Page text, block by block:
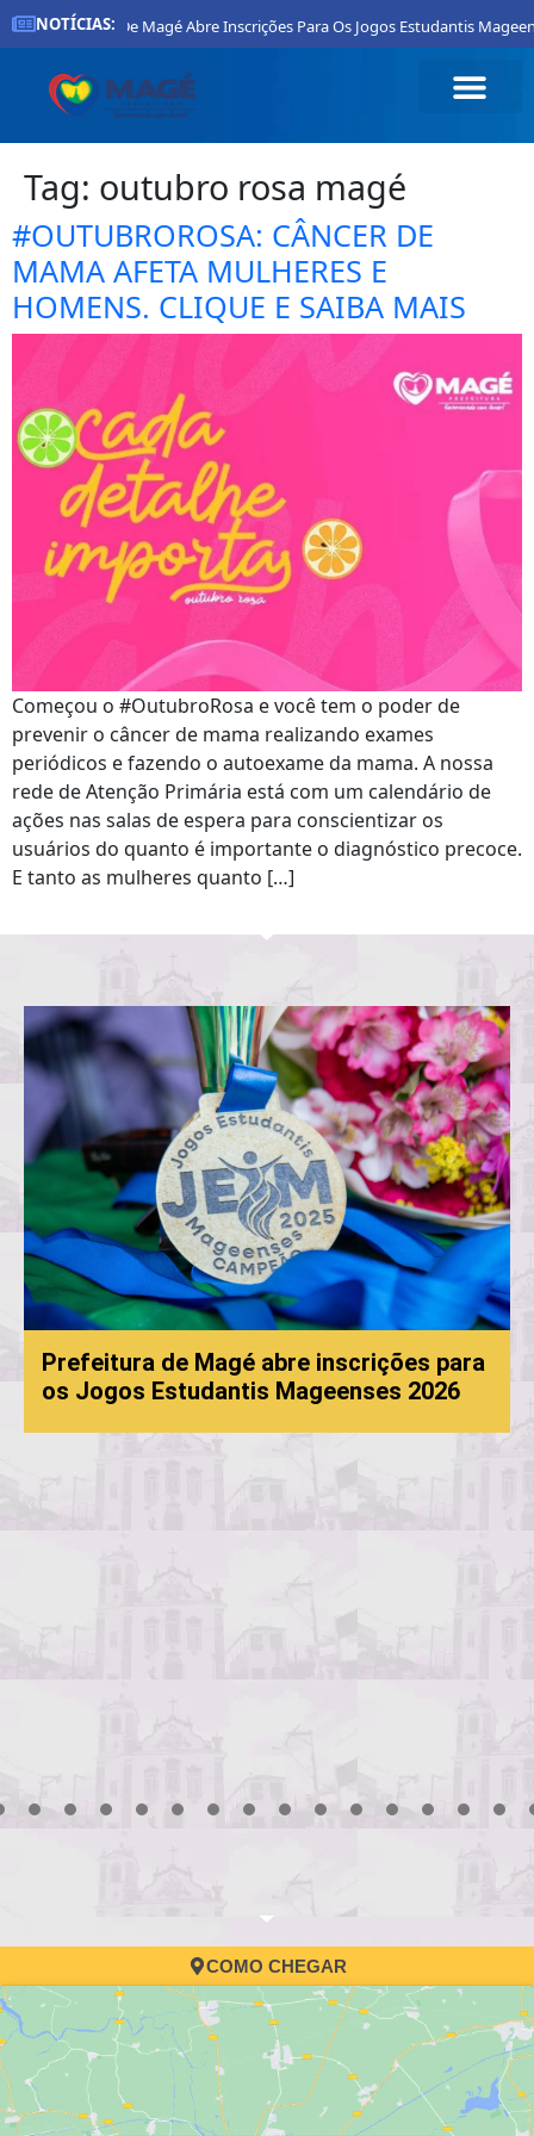
NOTÍCIAS:
Prefeitura De Magé Abre Inscrições Para Os Jogos Estudantis
Tag: outubro rosa magé
#OUTUBROROSA: CÂNCER DE
MAMA AFETA MULHERES E
HOMENS. CLIQUE E SAIBA MAIS
Começou o #OutubroRosa e você tem o poder de
prevenir o câncer de mama realizando exames
periódicos e fazendo o autoexame da mama. A nossa
rede de Atenção Primária está com um calendário de
ações nas salas de espera para conscientizar os
usuários do quanto é importante o diagnóstico precoce.
E tanto as mulheres quanto […]
Prefeitura de Magé abre inscrições para
os Jogos Estudantis Mageenses 2026
COMO CHEGAR